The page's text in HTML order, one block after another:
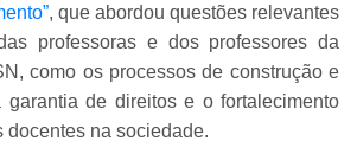
, que abordou questões relevantes
professoras e dos professores da
como os processos de construção e
garantia de direitos e o fortalecimento
docentes na sociedade.